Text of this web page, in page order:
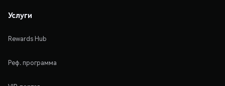
Услуги
Rewards Hub
Реф. программа